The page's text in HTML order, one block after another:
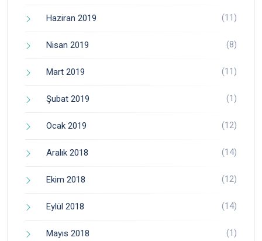
Haziran 2019 (11)
Nisan 2019 (8)
Mart 2019 (11)
Şubat 2019 (1)
Ocak 2019 (12)
Aralık 2018 (14)
Ekim 2018 (12)
Eylül 2018 (14)
Mayıs 2018 (1)